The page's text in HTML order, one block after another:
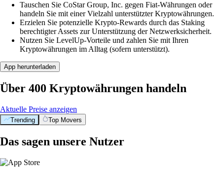
Tauschen Sie CoStar Group, Inc. gegen Fiat-Währungen oder
handeln Sie mit einer Vielzahl unterstützter Kryptowährungen.
Erzielen Sie potenzielle Krypto-Rewards durch das Staking
berechtigter Assets zur Unterstützung der Netzwerksicherheit.
Nutzen Sie LevelUp-Vorteile und zahlen Sie mit Ihren
Kryptowährungen im Alltag (sofern unterstützt).
App herunterladen
Über 400 Kryptowährungen handeln
Aktuelle Preise anzeigen
Trending Top Movers
Das sagen unsere Nutzer